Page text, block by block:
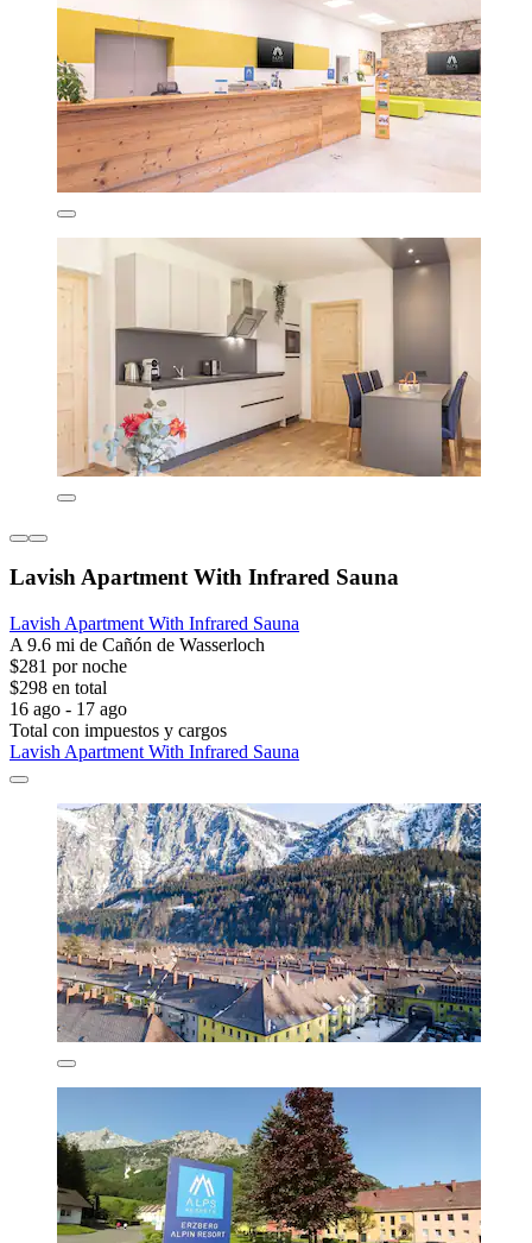
Lavish Apartment With Infrared Sauna
Lavish Apartment With Infrared Sauna
A 9.6 mi de Cañón de Wasserloch
$281 por noche
$298 en total
16 ago - 17 ago
Total con impuestos y cargos
Lavish Apartment With Infrared Sauna